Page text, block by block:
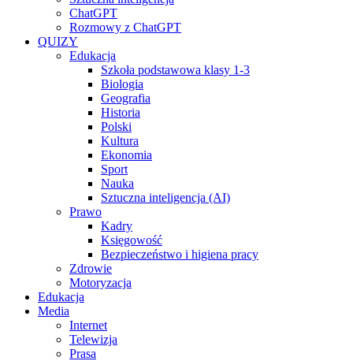
ChatGPT
Rozmowy z ChatGPT
QUIZY
Edukacja
Szkoła podstawowa klasy 1-3
Biologia
Geografia
Historia
Polski
Kultura
Ekonomia
Sport
Nauka
Sztuczna inteligencja (AI)
Prawo
Kadry
Księgowość
Bezpieczeństwo i higiena pracy
Zdrowie
Motoryzacja
Edukacja
Media
Internet
Telewizja
Prasa